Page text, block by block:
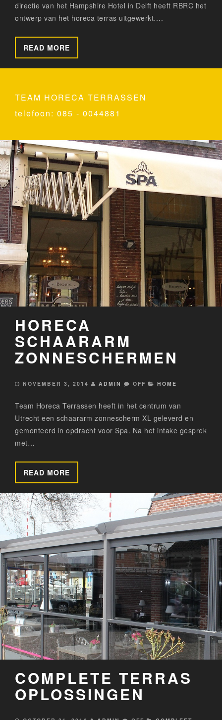
directie van het Hampshire Hotel in Delft heeft RBRC het
ontwerp van het horeca terras uitgewerkt….
READ MORE
TEAM HORECA TERRASSEN
telefoon: 085 - 0044881
HORECA
SCHAARARM
ZONNESCHERMEN
NOVEMBER 3, 2014 ADMIN OFF HOME
Team Horeca Terrassen heeft in het centrum van
Utrecht een schaararm zonnescherm XL geleverd en
gemonteerd in opdracht voor Spa. Na het intake gesprek
met…
READ MORE
COMPLETE TERRAS
OPLOSSINGEN